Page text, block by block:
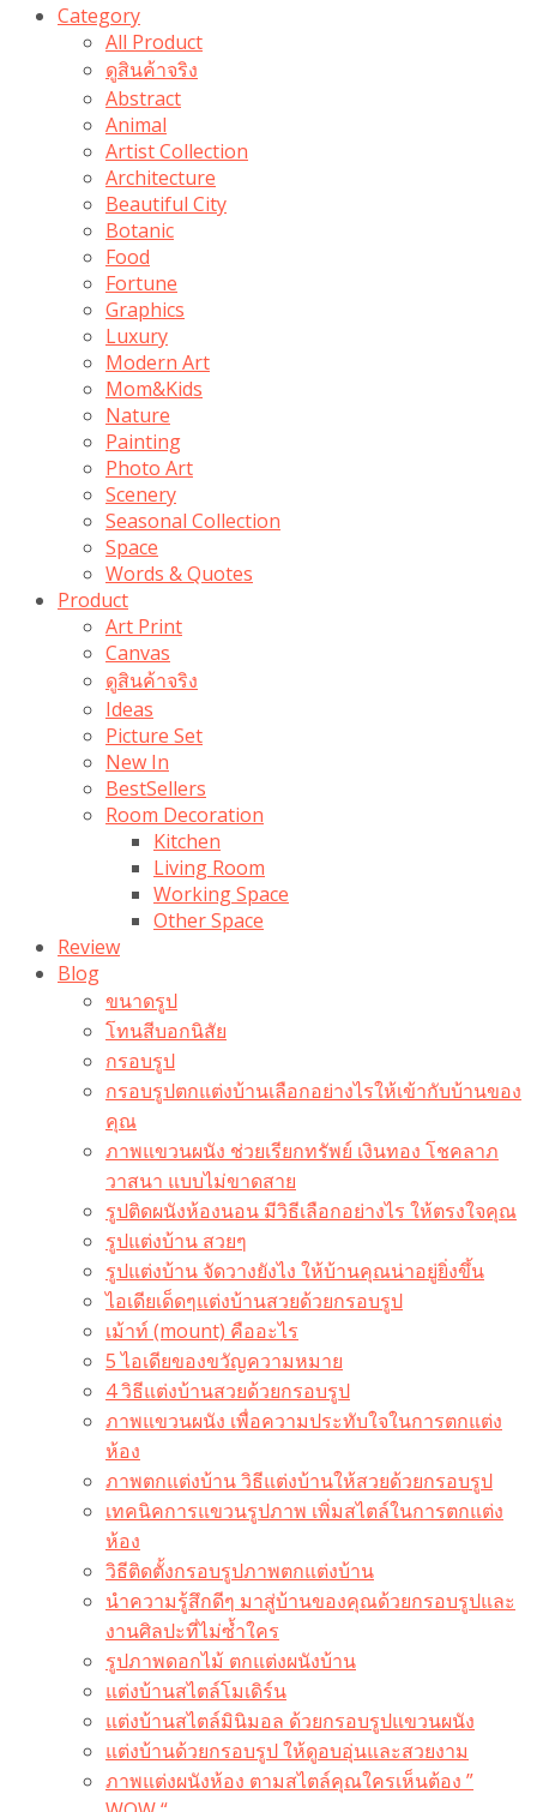
Category
All Product
ดูสินค้าจริง
Abstract
Animal
Artist Collection
Architecture
Beautiful City
Botanic
Food
Fortune
Graphics
Luxury
Modern Art
Mom&Kids
Nature
Painting
Photo Art
Scenery
Seasonal Collection
Space
Words & Quotes
Product
Art Print
Canvas
ดูสินค้าจริง
Ideas
Picture Set
New In
BestSellers
Room Decoration
Kitchen
Living Room
Working Space
Other Space
Review
Blog
ขนาดรูป
โทนสีบอกนิสัย
กรอบรูป
กรอบรูปตกแต่งบ้านเลือกอย่างไรให้เข้ากับบ้านของ
คุณ
ภาพแขวนผนัง ช่วยเรียกทรัพย์ เงินทอง โชคลาภ
วาสนา แบบไม่ขาดสาย
รูปติดผนังห้องนอน มีวิธีเลือกอย่างไร ให้ตรงใจคุณ
รูปแต่งบ้าน สวยๆ
รูปแต่งบ้าน จัดวางยังไง ให้บ้านคุณน่าอยู่ยิ่งขึ้น
ไอเดียเด็ดๆแต่งบ้านสวยด้วยกรอบรูป
เม้าท์ (mount) คืออะไร​
5 ไอเดียของขวัญความหมาย
4 วิธีแต่งบ้านสวยด้วยกรอบรูป
ภาพแขวนผนัง เพื่อความประทับใจในการตกแต่ง
ห้อง
ภาพตกแต่งบ้าน วิธีแต่งบ้านให้สวยด้วยกรอบรูป
เทคนิคการแขวนรูปภาพ เพิ่มสไตล์ในการตกแต่ง
ห้อง
วิธีติดตั้งกรอบรูปภาพตกแต่งบ้าน
นำความรู้สึกดีๆ มาสู่บ้านของคุณด้วยกรอบรูปและ
งานศิลปะที่ไม่ซ้ำใคร
รูปภาพดอกไม้ ตกแต่งผนังบ้าน
แต่งบ้านสไตล์โมเดิร์น
แต่งบ้านสไตล์มินิมอล ด้วยกรอบรูปแขวนผนัง
แต่งบ้านด้วยกรอบรูป ให้ดูอบอุ่นและสวยงาม
ภาพแต่งผนังห้อง ตามสไตล์คุณใครเห็นต้อง ”